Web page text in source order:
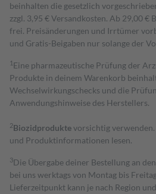
beinhalten die gesetzlich
zzgl. 3,95 € Versandkosten. Ab 29,00
frei. Preisänderungen und Irrtümer
und Gratis-Beigaben nur solange der
1 Eine pharmazeutische Prüfung der
Produkte in deinem Warenkorb
Wechselwirkungschecks und die
Anwendungshinweise des Herstellers.
2Biozidproduktevorsichtig
und Produktinformationen lesen.
3Die Übergabe deiner Bestellung an
bei uns werktags von Montag bis
Lieferzeitpunkt kann je nach Region